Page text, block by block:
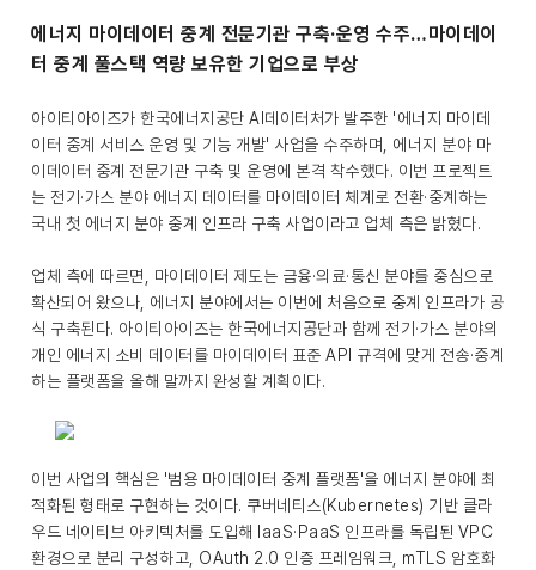
에너지 마이데이터 중계 전문기관 구축·운영 수주…마이데이
터 중계 풀스택 역량 보유한 기업으로 부상
아이티아이즈가 한국에너지공단 AI데이터처가 발주한 '에너지 마이데
이터 중계 서비스 운영 및 기능 개발' 사업을 수주하며, 에너지 분야 마
이데이터 중계 전문기관 구축 및 운영에 본격 착수했다. 이번 프로젝트
는 전기·가스 분야 에너지 데이터를 마이데이터 체계로 전환·중계하는
국내 첫 에너지 분야 중계 인프라 구축 사업이라고 업체 측은 밝혔다.
업체 측에 따르면, 마이데이터 제도는 금융·의료·통신 분야를 중심으로
확산되어 왔으나, 에너지 분야에서는 이번에 처음으로 중계 인프라가 공
식 구축된다. 아이티아이즈는 한국에너지공단과 함께 전기·가스 분야의
개인 에너지 소비 데이터를 마이데이터 표준 API 규격에 맞게 전송·중계
하는 플랫폼을 올해 말까지 완성할 계획이다.
이번 사업의 핵심은 '범용 마이데이터 중계 플랫폼'을 에너지 분야에 최
적화된 형태로 구현하는 것이다. 쿠버네티스(Kubernetes) 기반 클라
우드 네이티브 아키텍처를 도입해 IaaS·PaaS 인프라를 독립된 VPC
환경으로 분리 구성하고, OAuth 2.0 인증 프레임워크, mTLS 암호화